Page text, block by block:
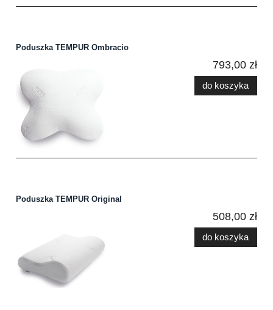
Poduszka TEMPUR Ombracio
793,00 zł
do koszyka
Poduszka TEMPUR Original
508,00 zł
do koszyka